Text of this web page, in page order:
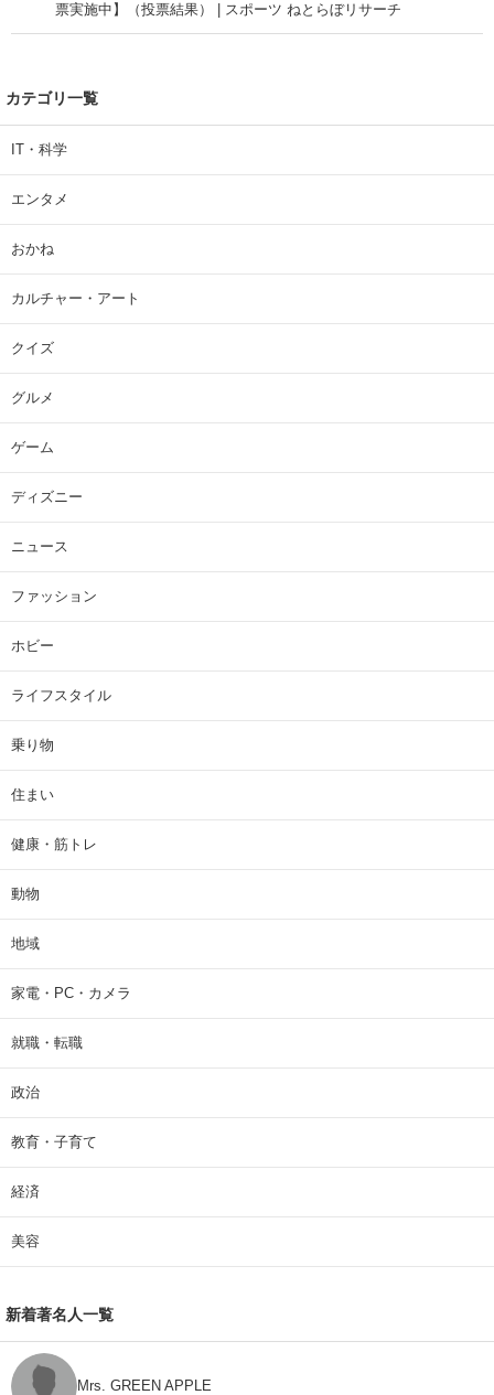
票実施中】（投票結果） | スポーツ ねとらぼリサーチ
カテゴリ一覧
IT・科学
エンタメ
おかね
カルチャー・アート
クイズ
グルメ
ゲーム
ディズニー
ニュース
ファッション
ホビー
ライフスタイル
乗り物
住まい
健康・筋トレ
動物
地域
家電・PC・カメラ
就職・転職
政治
教育・子育て
経済
美容
新着著名人一覧
Mrs. GREEN APPLE